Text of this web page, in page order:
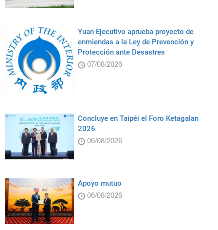
Yuan Ejecutivo aprueba proyecto de
enmiendas a la Ley de Prevención y
Protección ante Desastres
07/08/2026
Concluye en Taipéi el Foro Ketagalan
2026
06/08/2026
Apoyo mutuo
06/08/2026